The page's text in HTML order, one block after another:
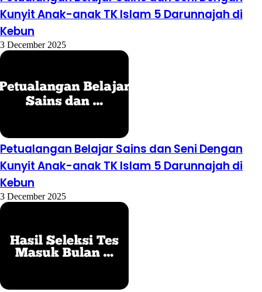
Kunyit Anak-anak TK Islam 5 Darunnajah di
Kebun
3 December 2025
Petualangan Belajar Sains dan Seni Dengan
Kunyit Anak-anak TK Islam 5 Darunnajah di
Kebun
3 December 2025